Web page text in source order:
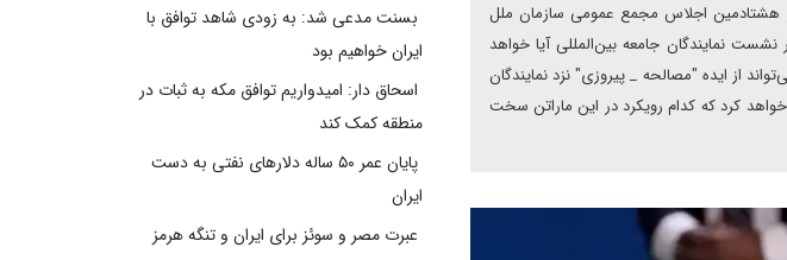
اجلاس مجمع عمومی سازمان ملل
نمایندگان جامعه بین‌المللی آیا خواهد
از ایده "مصالحه _ پیروزی" نزد نمایندگان
کرد که کدام رویکرد در این ماراتن سخت
بسنت مدعی شد: به زودی شاهد توافق با
ایران خواهیم بود
اسحاق دار: امیدواریم توافق مکه به ثبات در
منطقه کمک کند
پایان عمر ۵۰ ساله دلارهای نفتی به دست
ایران
عبرت مصر و سوئز برای ایران و تنگه هرمز